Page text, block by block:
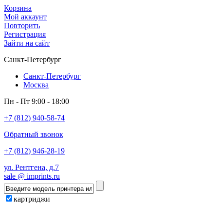
Корзина
Мой аккаунт
Повторить
Регистрация
Зайти на сайт
Санкт-Петербург
Санкт-Петербург
Москва
Пн - Пт 9:00 - 18:00
+7 (812) 940-58-74
Обратный звонок
+7 (812) 946-28-19
ул. Рентгена, д.7
sale @ imprints.ru
картриджи